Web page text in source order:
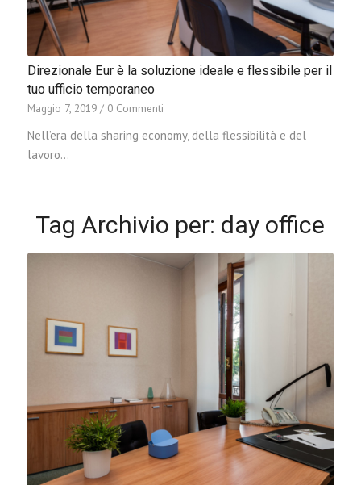
Direzionale Eur è la soluzione ideale e flessibile per il
tuo ufficio temporaneo
Maggio 7, 2019 / 0 Commenti
Nell’era della sharing economy, della flessibilità e del
lavoro…
Tag Archivio per: day office